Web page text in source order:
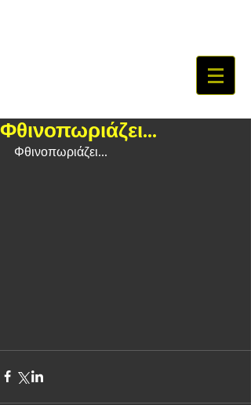
Φθινοπωριάζει...
Φθινοπωριάζει...